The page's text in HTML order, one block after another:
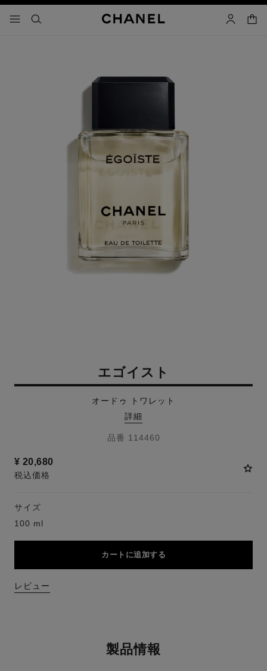
メニュー - メインナビゲーション
- メインナビゲーション
検索 マイアカ
カー
エゴイスト
オードゥ トワレット
詳細
品番 114460
¥ 20,680
税込価格
サイズ
100 ml
カートに追加する
レビュー
製品情報